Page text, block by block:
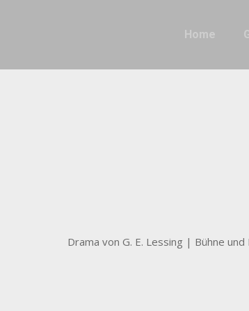
Home
Drama von G. E. Lessing | Bühne